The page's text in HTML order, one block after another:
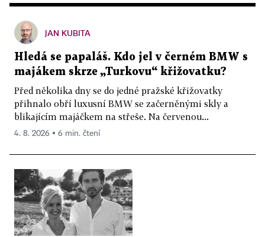
JAN KUBITA
Hledá se papaláš. Kdo jel v černém BMW s
majákem skrze „Turkovu“ křižovatku?
Před několika dny se do jedné pražské křižovatky
přihnalo obří luxusní BMW se začerněnými skly a
blikajícím majáčkem na střeše. Na červenou...
4. 8. 2026 ▪ 6 min. čtení